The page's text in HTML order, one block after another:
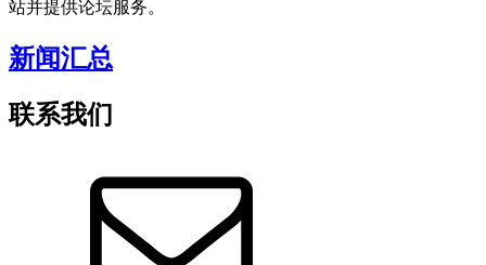
站并提供论坛服务。
新闻汇总
联系我们